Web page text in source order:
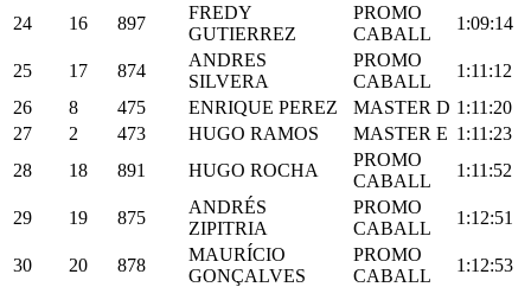
24 16 897
FREDY
GUTIERREZ
PROMO
CABALL
1:09:14
25 17 874
ANDRES
SILVERA
PROMO
CABALL
1:11:12
26
8 475 ENRIQUE PEREZ MASTER D 1:11:20
27
2 473 HUGO RAMOS MASTER E 1:11:23
28
18 891 HUGO ROCHA
PROMO
CABALL
1:11:52
29 19 875
ANDRÉS
ZIPITRIA
PROMO
CABALL
1:12:51
30 20 878
MAURÍCIO
GONÇALVES
PROMO
CABALL
1:12:53